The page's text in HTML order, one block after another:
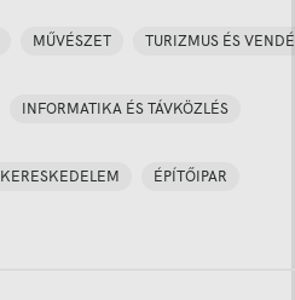
MŰVÉSZET TURIZMUS ÉS
INFORMATIKA ÉS TÁVKÖZLÉS
KERESKEDELEM ÉPÍTŐIPAR